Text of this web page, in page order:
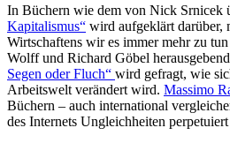
In Büchern wie dem von Nick Srnicek
Kapitalismus“ wird aufgeklärt darüber,
Wirtschaftens wir es immer mehr zu
Wolff und Richard Göbel
Segen oder Fluch“ wird gefragt, wie
Arbeitswelt verändert wird. Massimo
Büchern – auch international
des Internets Ungleichheiten